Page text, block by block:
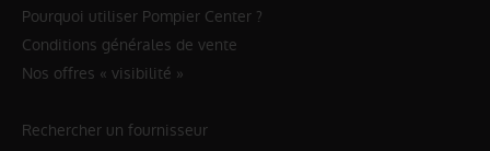
Pourquoi utiliser Pompier Center ?
Conditions générales de vente
Nos offres « visibilité »
Rechercher un fournisseur